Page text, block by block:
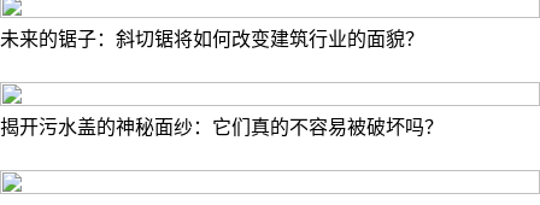
未来的锯子：斜切锯将如何改变建筑行业的面貌？
揭开污水盖的神秘面纱：它们真的不容易被破坏吗？